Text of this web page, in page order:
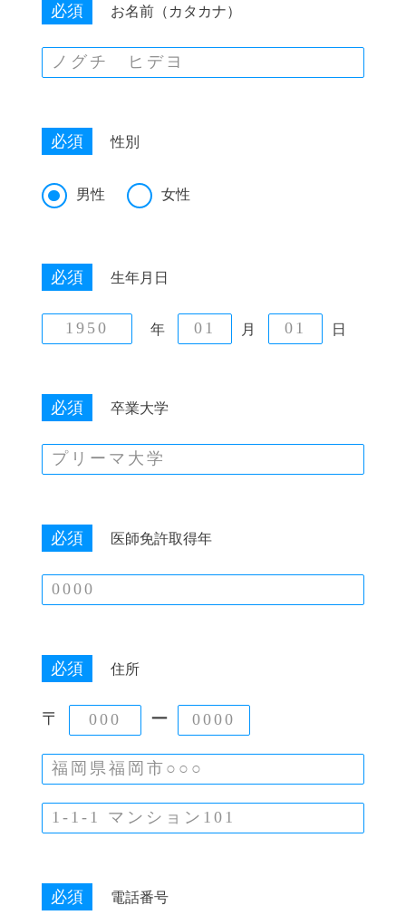
必須 お名前（カタカナ）
必須 性別
男性 女性
必須 生年月日
年 月 日
必須 卒業大学
必須 医師免許取得年
必須 住所
〒 ー
必須 電話番号